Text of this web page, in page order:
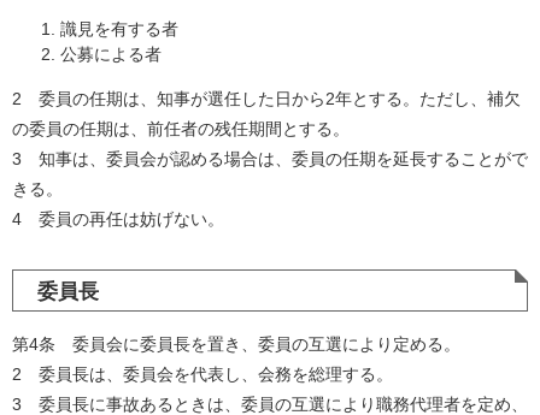
識見を有する者
公募による者
2 委員の任期は、知事が選任した日から2年とする。ただし、補欠
の委員の任期は、前任者の残任期間とする。
3 知事は、委員会が認める場合は、委員の任期を延長することがで
きる。
4 委員の再任は妨げない。
委員長
第4条 委員会に委員長を置き、委員の互選により定める。
2 委員長は、委員会を代表し、会務を総理する。
3 委員長に事故あるときは、委員の互選により職務代理者を定め、